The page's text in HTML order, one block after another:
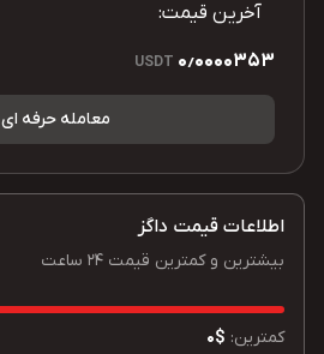
آخرین قیمت:
0٫0000353 USDT
معامله حرفه ای
اطلاعات قیمت داگز
بیشترین و کمترین قیمت 24 ساعت
کمترین: $0